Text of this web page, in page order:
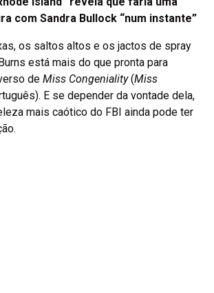
com Sandra Bullock “num instante”
os saltos altos e os jactos de spray
está mais do que pronta para
de Miss Congeniality(Miss
E se depender da vontade dela,
mais caótico do FBI ainda pode ter